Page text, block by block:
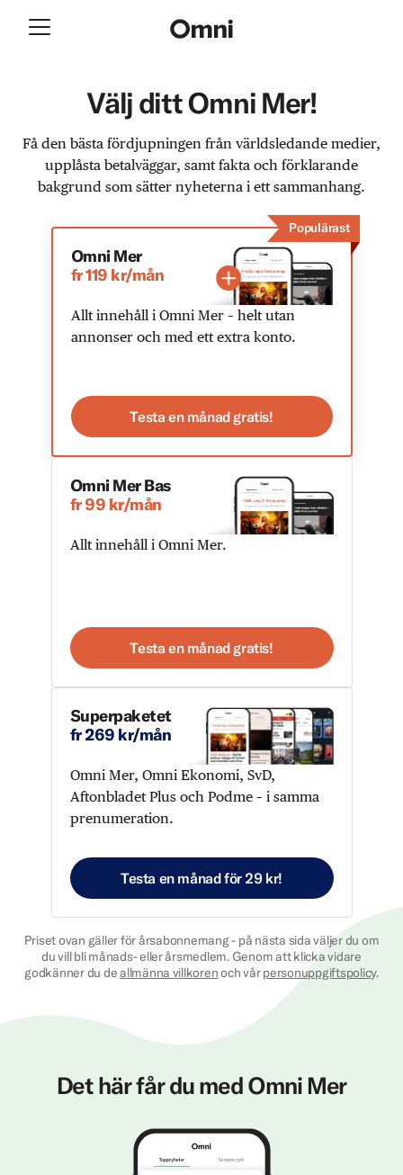
Välj ditt Omni Mer!
Få den bästa fördjupningen från världsledande medier,
upplåsta betalväggar, samt fakta och förklarande
bakgrund som sätter nyheterna i ett sammanhang.
Populärast
Omni Mer
fr 119 kr/mån
Allt innehåll i Omni Mer – helt utan
annonser och med ett extra konto.
Testa en månad gratis!
Omni Mer Bas
fr 99 kr/mån
Allt innehåll i Omni Mer.
Testa en månad gratis!
Superpaketet
fr 269 kr/mån
Omni Mer, Omni Ekonomi, SvD,
Aftonbladet Plus och Podme – i samma
prenumeration.
Testa en månad för 29 kr!
Priset ovan gäller för årsabonnemang - på nästa sida väljer du om
du vill bli månads- eller årsmedlem. Genom att klicka vidare
godkänner du deallmänna villkorenoch vårpersonuppgiftspolicy.
Det här får du med Omni Mer